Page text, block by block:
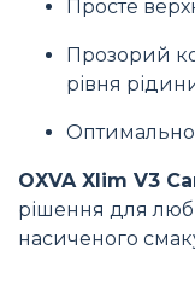
Просте
Прозорий
рівня
Оптимально
OXVA Xlim V3
рішення для
насиченого